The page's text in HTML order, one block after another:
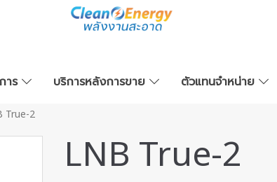
าร บริการหลังการขาย ตัวแทนจำหน่าย
True-2
LNB True-2